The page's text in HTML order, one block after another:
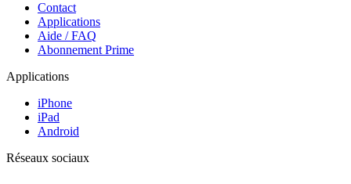
Contact
Applications
Aide / FAQ
Abonnement Prime
Applications
iPhone
iPad
Android
Réseaux sociaux